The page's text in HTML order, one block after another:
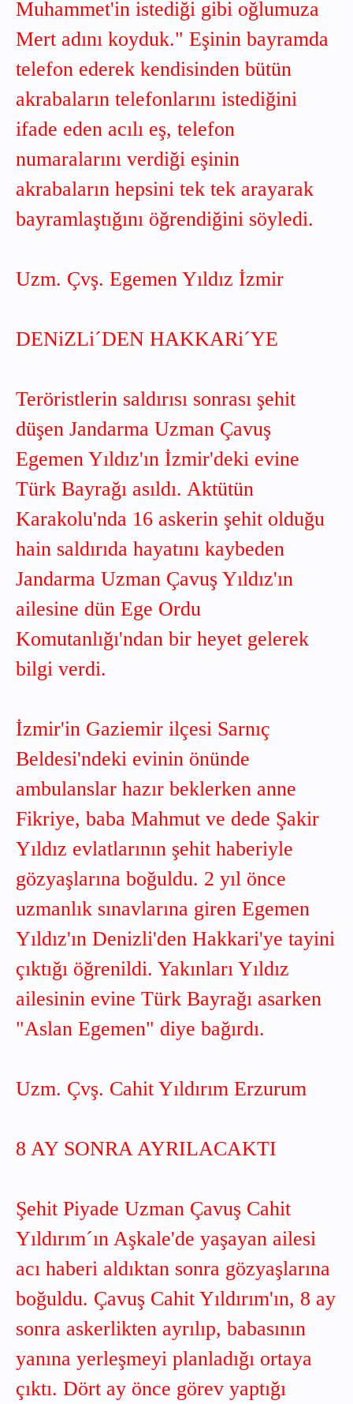
Muhammet'in istediği gibi oğlumuza
Mert adını koyduk." Eşinin bayramda
telefon ederek kendisinden bütün
akrabaların telefonlarını istediğini
ifade eden acılı eş, telefon
numaralarını verdiği eşinin
akrabaların hepsini tek tek arayarak
bayramlaştığını öğrendiğini söyledi.
Uzm. Çvş. Egemen Yıldız İzmir
DENiZLi´DEN HAKKARi´YE
Teröristlerin saldırısı sonrası şehit
düşen Jandarma Uzman Çavuş
Egemen Yıldız'ın İzmir'deki evine
Türk Bayrağı asıldı. Aktütün
Karakolu'nda 16 askerin şehit olduğu
hain saldırıda hayatını kaybeden
Jandarma Uzman Çavuş Yıldız'ın
ailesine dün Ege Ordu
Komutanlığı'ndan bir heyet gelerek
bilgi verdi.
İzmir'in Gaziemir ilçesi Sarnıç
Beldesi'ndeki evinin önünde
ambulanslar hazır beklerken anne
Fikriye, baba Mahmut ve dede Şakir
Yıldız evlatlarının şehit haberiyle
gözyaşlarına boğuldu. 2 yıl önce
uzmanlık sınavlarına giren Egemen
Yıldız'ın Denizli'den Hakkari'ye tayini
çıktığı öğrenildi. Yakınları Yıldız
ailesinin evine Türk Bayrağı asarken
"Aslan Egemen" diye bağırdı.
Uzm. Çvş. Cahit Yıldırım Erzurum
8 AY SONRA AYRILACAKTI
Şehit Piyade Uzman Çavuş Cahit
Yıldırım´ın Aşkale'de yaşayan ailesi
acı haberi aldıktan sonra gözyaşlarına
boğuldu. Çavuş Cahit Yıldırım'ın, 8 ay
sonra askerlikten ayrılıp, babasının
yanına yerleşmeyi planladığı ortaya
çıktı. Dört ay önce görev yaptığı